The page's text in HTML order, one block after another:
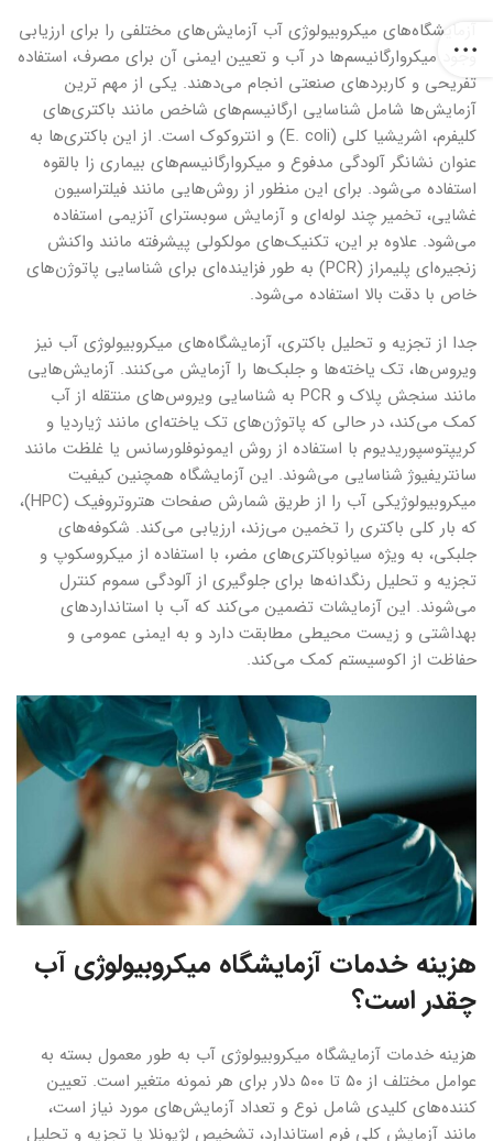
آزمایشگاه‌‌‌های میکروبیولوژی آب آزمایش‌‌‌های مختلفی را برای ارزیابی
وجود میکروارگانیسم‌‌‌ها در آب و تعیین ایمنی آن برای مصرف، استفاده
تفریحی و کاربردهای صنعتی انجام‌ می‌دهند. یکی از مهم ترین
آزمایش‌‌‌ها شامل شناسایی ارگانیسم‌‌‌های شاخص مانند باکتری‌‌‌های
کلیفرم، اشریشیا کلی (E. coli) و انتروکوک است. از این باکتری‌‌‌ها به
عنوان نشانگر آلودگی مدفوع و میکروارگانیسم‌‌‌های بیماری زا بالقوه
استفاده‌ می‌شود. برای این منظور از روش‌‌‌هایی مانند فیلتراسیون
غشایی، تخمیر چند لوله‌ای و آزمایش سوبسترای آنزیمی استفاده‌
می‌شود. علاوه بر این، تکنیک‌‌‌های مولکولی پیشرفته مانند واکنش
زنجیره‌ای پلیمراز (PCR) به طور فزاینده‌ای برای شناسایی پاتوژن‌‌‌های
خاص با دقت بالا استفاده‌ می‌شود.
جدا از تجزیه و تحلیل باکتری، آزمایشگاه‌‌‌های میکروبیولوژی آب نیز
ویروس‌‌ها، تک یاخته‌‌‌ها و جلبک‌‌‌ها را آزمایش‌ می‌کنند. آزمایش‌‌‌هایی
مانند سنجش پلاک و PCR به شناسایی ویروس‌‌‌های منتقله از آب
کمک‌ می‌کند، در حالی که پاتوژن‌‌‌های تک یاخته‌ای مانند ژیاردیا و
کریپتوسپوریدیوم با استفاده از روش ایمونوفلورسانس یا غلظت مانند
سانتریفیوژ شناسایی‌ می‌شوند. این آزمایشگاه همچنین کیفیت
میکروبیولوژیکی آب را از طریق شمارش صفحات هتروتروفیک (HPC)،
که بار کلی باکتری را تخمین‌ می‌زند، ارزیابی‌ می‌کند. شکوفه‌‌‌های
جلبکی، به ویژه سیانوباکتری‌‌‌های مضر، با استفاده از میکروسکوپ و
تجزیه و تحلیل رنگدانه‌‌‌ها برای جلوگیری از آلودگی سموم کنترل‌
می‌شوند. این آزمایشات تضمین‌ می‌کند که آب با استانداردهای
بهداشتی و زیست محیطی مطابقت دارد و به ایمنی عمومی و
حفاظت از اکوسیستم کمک‌ می‌کند.
هزینه خدمات آزمایشگاه میکروبیولوژی آب
چقدر است؟
هزینه خدمات آزمایشگاه میکروبیولوژی آب به طور معمول بسته به
عوامل مختلف از ۵۰ تا ۵۰۰ دلار برای هر نمونه متغیر است. تعیین
کننده‌‌‌های کلیدی شامل نوع و تعداد آزمایش‌‌‌های مورد نیاز است،
مانند آزمایش کلی فرم استاندارد، تشخیص لژیونلا یا تجزیه و تحلیل